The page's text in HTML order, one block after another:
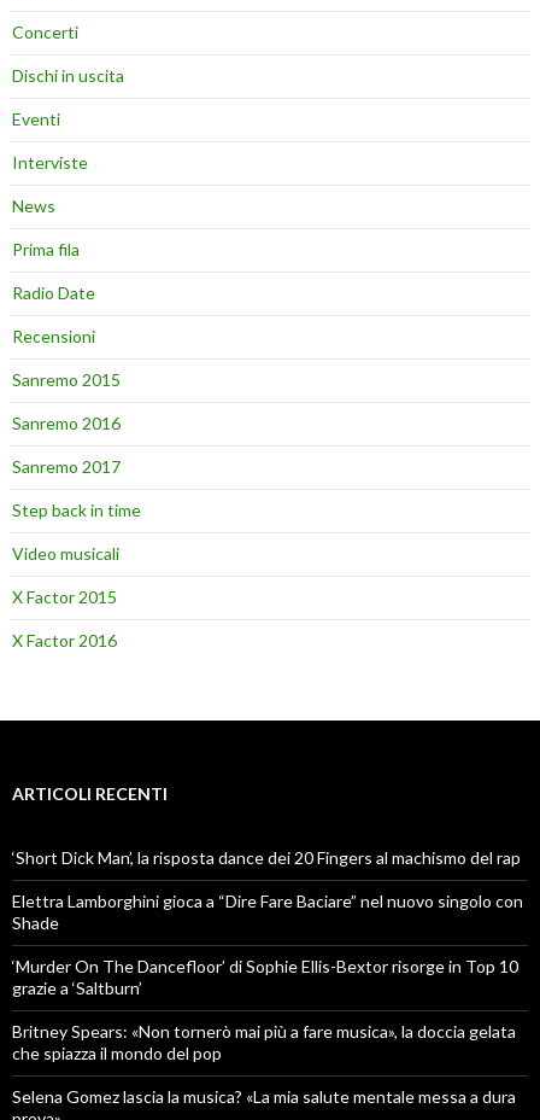
Concerti
Dischi in uscita
Eventi
Interviste
News
Prima fila
Radio Date
Recensioni
Sanremo 2015
Sanremo 2016
Sanremo 2017
Step back in time
Video musicali
X Factor 2015
X Factor 2016
ARTICOLI RECENTI
‘Short Dick Man’, la risposta dance dei 20 Fingers al machismo del rap
Elettra Lamborghini gioca a “Dire Fare Baciare” nel nuovo singolo con
Shade
‘Murder On The Dancefloor’ di Sophie Ellis-Bextor risorge in Top 10
grazie a ‘Saltburn’
Britney Spears: «Non tornerò mai più a fare musica», la doccia gelata
che spiazza il mondo del pop
Selena Gomez lascia la musica? «La mia salute mentale messa a dura